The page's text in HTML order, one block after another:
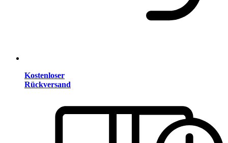
Kostenloser
Rückversand